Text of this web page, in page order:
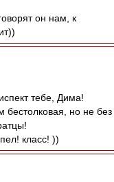
он нам, к
тебе, Дима!
бестолковая, но не без
класс! ))